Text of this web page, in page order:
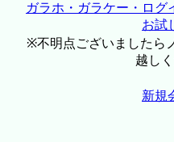
ガラホ・ガラケー・ログ
お試
※不明点ございましたら
越し
新規